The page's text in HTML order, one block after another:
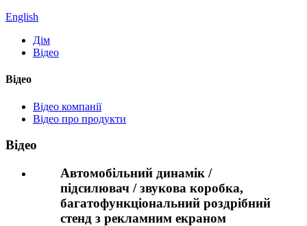
English
Дім
Відео
Відео
Відео компанії
Відео про продукти
Відео
Автомобільний динамік /
підсилювач / звукова коробка,
багатофункціональний роздрібний
стенд з рекламним екраном